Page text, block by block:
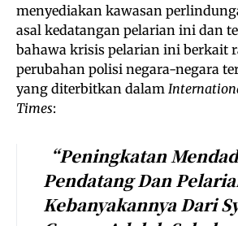
menyediakan kawasan
asal kedatangan pelarian ini dan
bahawa krisis pelarian ini berkait
perubahan polisi negara-negara
yang diterbitkan dalam
Times:
“Peningkatan
Pendatang Dan
Kebanyakannya Dari